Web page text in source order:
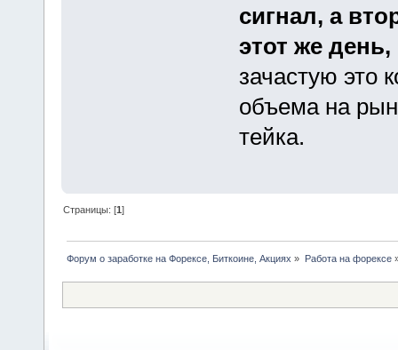
сигнал, а
этот же
зачастую это
объема на
тейка.
Страницы: [1]
Форум о заработке на Форексе, Биткоине, Акциях » Работа на форексе